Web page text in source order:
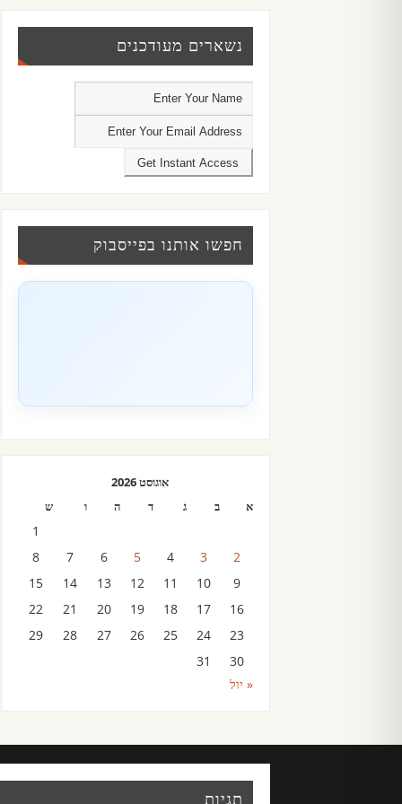
נשארים מעודכנים
חפשו אותנו בפייסבוק
אוגוסט 2026
א
ב ג ד ה ו ש
1
2
3
4
5
6
7
8
9
10
11
12
13
14
15
16
17
18
19
20
21
22
23
24
25
26
27
28
29
30
31
« יול
תגיות